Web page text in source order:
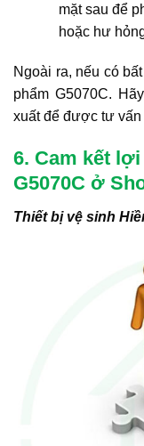
mặt sau để
hoặc hư
Ngoài ra, nếu có
phẩm G5070C.
xuất để được tư vấn
6. Cam kết
G5070C ở
Thiết bị vệ sinh